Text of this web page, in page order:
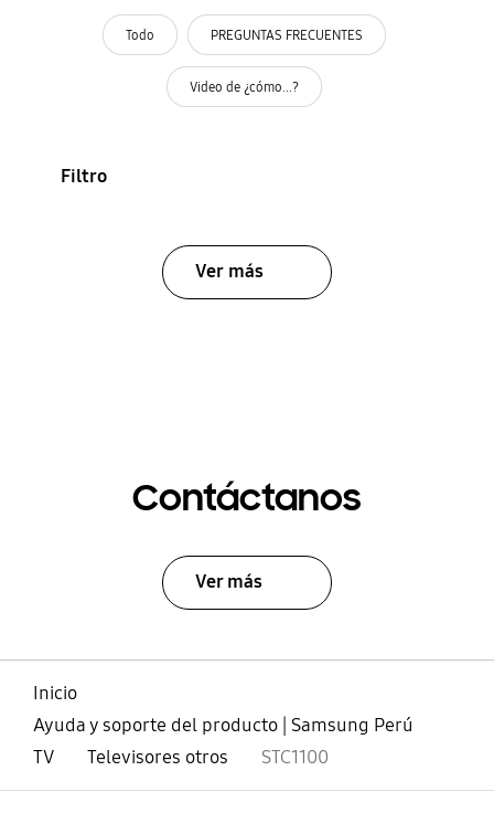
Todo PREGUNTAS FRECUENTES
Video de ¿cómo...?
Filtro
Ver más
Contáctanos
Ver más
Inicio
Ayuda y soporte del producto | Samsung Perú
TV
Televisores otros STC1100